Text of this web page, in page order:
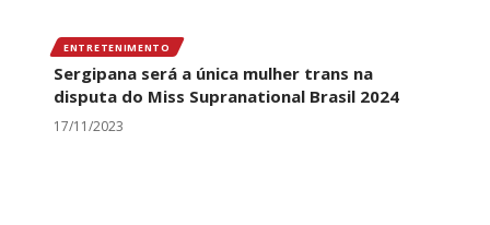
ENTRETENIMENTO
Sergipana será a única mulher trans na
disputa do Miss Supranational Brasil 2024
17/11/2023